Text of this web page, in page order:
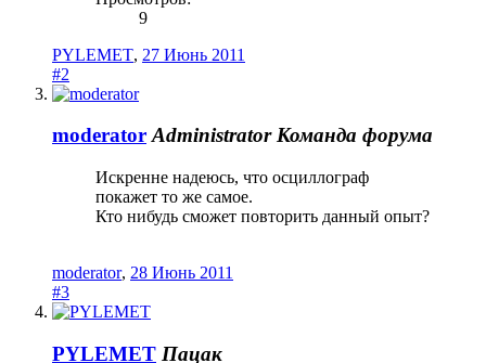
9
PYLEMET, 27 Июнь 2011
#2
moderator Administrator Команда форума
Искренне надеюсь, что осциллограф
покажет то же самое.
Кто нибудь сможет повторить данный опыт?
moderator, 28 Июнь 2011
#3
PYLEMET Пацак